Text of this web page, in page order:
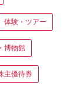
体験・ツアー
博物館
主優待券